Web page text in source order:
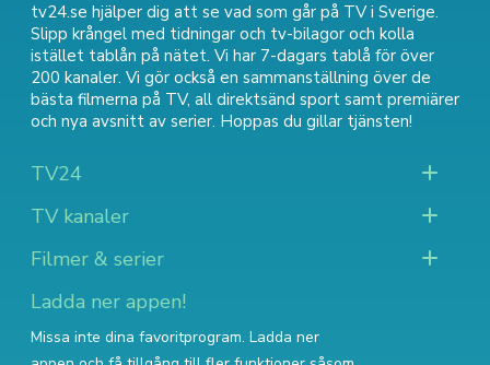
tv24.se hjälper dig att se vad som går på TV i Sverige.
Slipp krångel med tidningar och tv-bilagor och kolla
istället tablån på nätet. Vi har 7-dagars tablå för över
200 kanaler. Vi gör också en sammanställning över de
bästa filmerna på TV, all direktsänd sport samt premiärer
och nya avsnitt av serier. Hoppas du gillar tjänsten!
TV24
TV kanaler
Filmer & serier
Ladda ner appen!
Missa inte dina favoritprogram. Ladda ner